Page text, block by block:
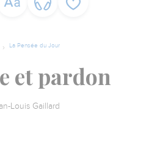
La Pensée du Jour
et pardon
Louis Gaillard